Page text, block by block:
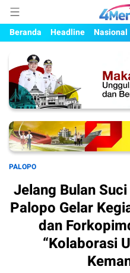
Mengungkap
Beranda
Headline Nasional
PALOPO
Jelang Bulan
Palopo Gelar
dan
“Kolaborasi